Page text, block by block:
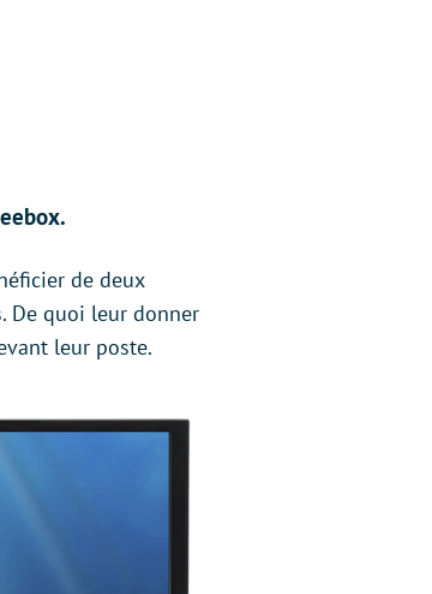
de deux
De quoi leur donner
leur poste.